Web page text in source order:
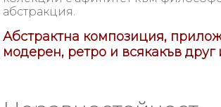
абстракция.
Абстрактна композиция,
модерен, ретро и всякакъв друг